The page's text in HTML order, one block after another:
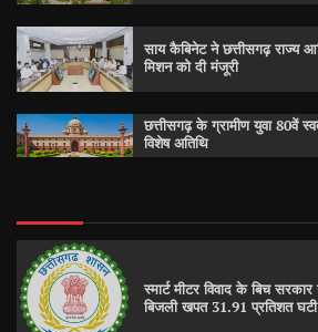
साय कैबिनेट ने छत्तीसगढ़ राज्य
मिशन को दी मंजूरी
छत्तीसगढ़ के ग्रामीण युवा 80वें
विशेष अतिथि
स्मार्ट मीटर विवाद के बिच
बिजली खपत 31.91 प्रतिशत घटी